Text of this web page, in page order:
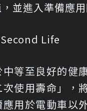
並進入準備應用
Life
等至良好的健
使用壽命」，
用於電動車以